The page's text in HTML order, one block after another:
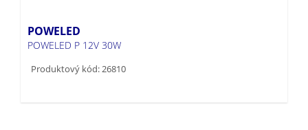
POWELED
POWELED P 12V 30W
Produktový kód: 26810